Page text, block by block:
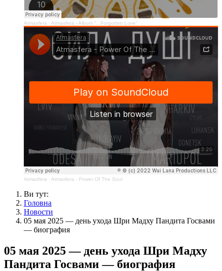
Atmasfera · Atmasfera - Album "...Forgotten Love"
Atmasfera · Atmasfera - Power Of The Soul
Ви тут:
Головна
Новости
05 мая 2025 — день ухода Шри Мадху Пандита Госвами
— биография
05 мая 2025 — день ухода Шри Мадху
Пандита Госвами — биография